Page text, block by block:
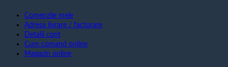
Comenzile mele
Adresa livrare / facturare
Detalii cont
Cum comand online
Magazin online